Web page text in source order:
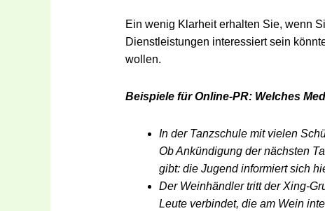
Ein wenig Klarheit erhalten Sie, wenn
Dienstleistungen interessiert sein
wollen.
Beispiele für Online-PR: Welches
In der Tanzschule mit vielen
Ob Ankündigung der nächsten
gibt: die Jugend informiert sich
Der Weinhändler tritt der Xing-
Leute verbindet, die am Wein